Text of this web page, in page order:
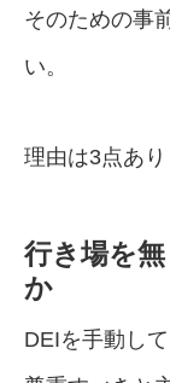
そのための事
い。
理由は3点あり
行き場を
か
DEIを手動し